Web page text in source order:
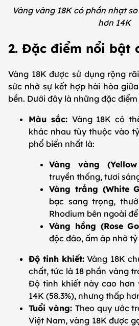
Vàng vàng 18K có phần nhạt
hơn 14K
2. Đặc điểm nổi bật
Vàng 18K được sử dụng rộng
sức nhờ sự kết hợp hài hòa
bền. Dưới đây là những đặc
Màu sắc: Vàng 18K có
khác nhau tùy thuộc vào
phổ biến nhất là:
Vàng vàng
truyền thống, tươi
Vàng trắng (White
bạc sang trọng,
Rhodium bên ngoài
Vàng hồng (Rose
độc đáo, ấm áp nhờ
Độ tinh khiết: Vàng 18K
chất, tức là 18 phần vàng
Độ tinh khiết này cao hơn
14K (58.3%), nhưng thấp
Tuổi vàng: Theo quy ước
Việt Nam, vàng 18K được